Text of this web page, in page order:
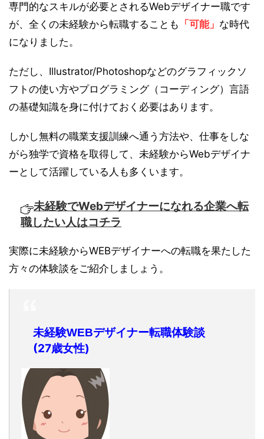
専門的なスキルが必要とされるWebデザイナー職です
が、全くの未経験から転職することも 「可能」 な時代
になりました。
ただし、Illustrator/Photoshopなどのグラフィックソ
フトの使い方やプログラミング（コーディング）言語
の基礎知識を身に付けておく必要はあります。
しかし無料の職業支援訓練へ通う方法や、仕事をしな
がら独学で資格を取得して、未経験からWebデザイナ
ーとして活躍している人も多くいます。
未経験でWebデザイナーになれる企業へ転
職したい人はコチラ
実際に未経験からWEBデザイナーへの転職を果たした
方々の体験談をご紹介しましょう。
未経験WEBデザイナー転職体験談
(27歳女性)